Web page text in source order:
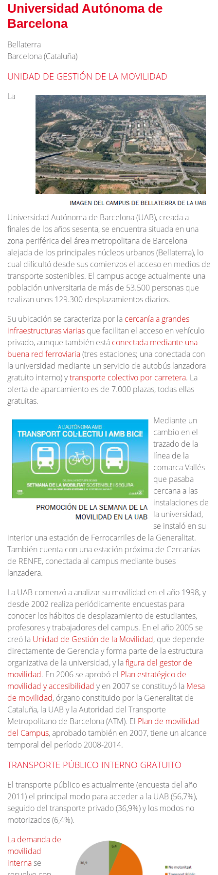
Universidad Autónoma de
Barcelona
Bellaterra
Barcelona (Cataluña)
UNIDAD DE GESTIÓN DE LA MOVILIDAD
La
Universidad Autónoma de Barcelona (UAB), creada a
finales de los años sesenta, se encuentra situada en una
zona periférica del área metropolitana de Barcelona
alejada de los principales núcleos urbanos (Bellaterra), lo
cual dificultó desde sus comienzos el acceso en medios de
transporte sostenibles. El campus acoge actualmente una
población universitaria de más de 53.500 personas que
realizan unos 129.300 desplazamientos diarios.
Su ubicación se caracteriza por la cercanía a grandes
infraestructuras viarias que facilitan el acceso en vehículo
privado, aunque también está conectada mediante una
buena red ferroviaria(tres estaciones; una conectada con
la universidad mediante un servicio de autobús lanzadora
gratuito interno) ytransporte colectivo por carretera. La
oferta de aparcamiento es de 7.000 plazas, todas ellas
gratuitas.
Mediante un
cambio en el
trazado de la
línea de la
comarca Vallés
que pasaba
cercana a las
instalaciones de
la universidad,
se instaló en su
interior una estación de Ferrocarriles de la Generalitat.
También cuenta con una estación próxima de Cercanías
de RENFE, conectada al campus mediante buses
lanzadera.
La UAB comenzó a analizar su movilidad en el año 1998, y
desde 2002 realiza periódicamente encuestas para
conocer los hábitos de desplazamiento de estudiantes,
profesores y trabajadores del campus. En el año 2005 se
creó la Unidad de Gestión de la Movilidad, que depende
directamente de Gerencia y forma parte de la estructura
organizativa de la universidad, y lafigura del gestor de
movilidad. En 2006 se aprobó el Plan estratégico de
movilidad y accesibilidad y en 2007 se constituyó la Mesa
de movilidad, órgano constituido por la Generalitat de
Cataluña, la UAB y la Autoridad del Transporte
Metropolitano de Barcelona (ATM). El Plan de movilidad
del Campus, aprobado también en 2007, tiene un alcance
temporal del período 2008-2014.
TRANSPORTE PÚBLICO INTERNO GRATUITO
El transporte público es actualmente (encuesta del año
2011) el principal modo para acceder a la UAB (56,7%),
seguido del transporte privado (36,9%) y los modos no
motorizados (6,4%).
La demanda de
movilidad
internase